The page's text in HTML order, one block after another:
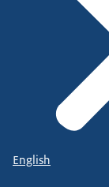
English